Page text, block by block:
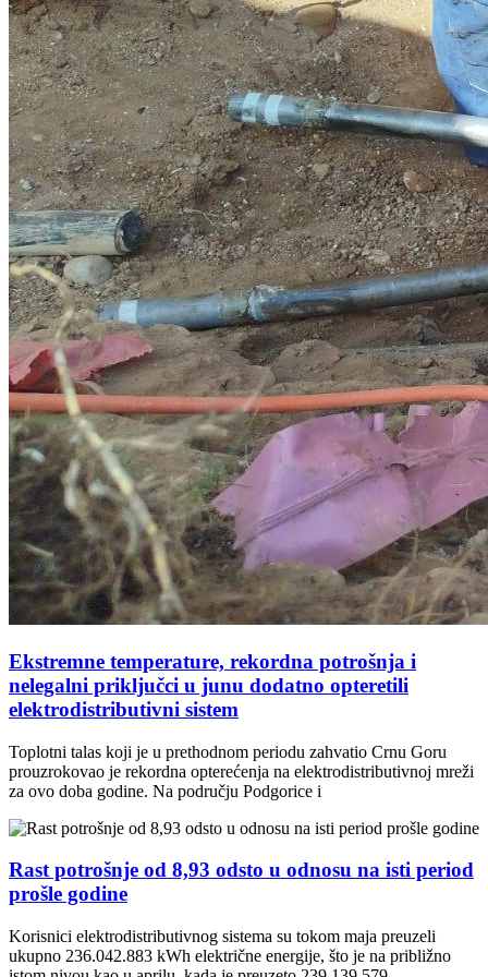
Ekstremne temperature, rekordna potrošnja i
nelegalni priključci u junu dodatno opteretili
elektrodistributivni sistem
Toplotni talas koji je u prethodnom periodu zahvatio Crnu Goru
prouzrokovao je rekordna opterećenja na elektrodistributivnoj mreži
za ovo doba godine. Na području Podgorice i
Rast potrošnje od 8,93 odsto u odnosu na isti period
prošle godine
Korisnici elektrodistributivnog sistema su tokom maja preuzeli
ukupno 236.042.883 kWh električne energije, što je na približno